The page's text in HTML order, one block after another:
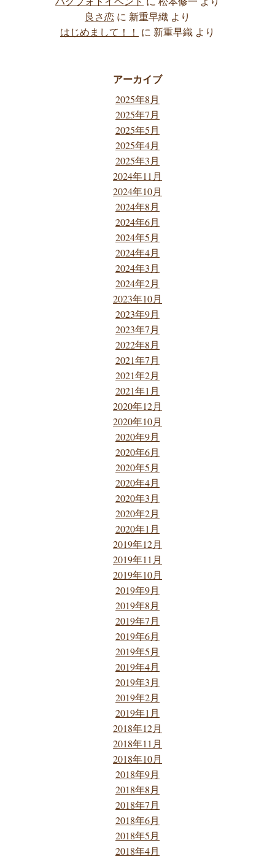
良さ恋 に 新重早織 より
はじめまして！！ に 新重早織 より
アーカイブ
2025年8月
2025年7月
2025年5月
2025年4月
2025年3月
2024年11月
2024年10月
2024年8月
2024年6月
2024年5月
2024年4月
2024年3月
2024年2月
2023年10月
2023年9月
2023年7月
2022年8月
2021年7月
2021年2月
2021年1月
2020年12月
2020年10月
2020年9月
2020年6月
2020年5月
2020年4月
2020年3月
2020年2月
2020年1月
2019年12月
2019年11月
2019年10月
2019年9月
2019年8月
2019年7月
2019年6月
2019年5月
2019年4月
2019年3月
2019年2月
2019年1月
2018年12月
2018年11月
2018年10月
2018年9月
2018年8月
2018年7月
2018年6月
2018年5月
2018年4月